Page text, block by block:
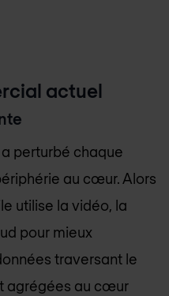
actuel
perturbé chaque
au cœur. Alors
utilise la vidéo, la
pour mieux
traversant le
agrégées au cœur